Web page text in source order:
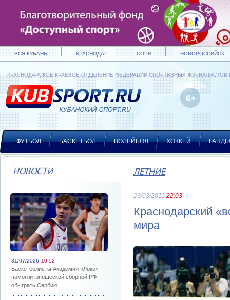
ВСЯ КУБАНЬ КРАСНОДАР СОЧИ НОВОРОССИЙСК
КРАСНОДАРСКОЕ КРАЕВОЕ ОТДЕЛЕНИЕ ФЕДЕРАЦИИ СПОРТИВНЫХ ЖУРНАЛИСТОВ
ФУТБОЛ БАСКЕТБОЛ ВОЛЕЙБОЛ ХОККЕЙ
НОВОСТИ
31/07/2026 10:52
Баскетболисты Академии «Локо»
помогли юношеской сборной РФ
обыграть Сербию
ЛЕТНИЕ
23/03/2011 22:03
Краснодарский
мира